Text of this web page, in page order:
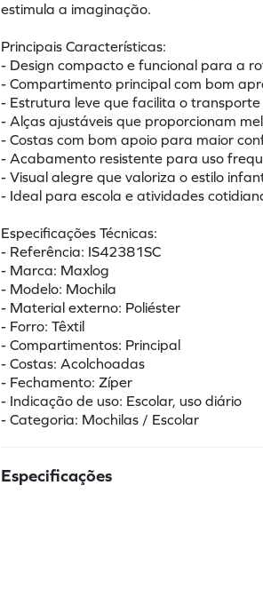
estimula a imaginação.
Principais Características:
- Design compacto e funcional para a
- Compartimento principal com bom
- Estrutura leve que facilita o
- Alças ajustáveis que proporcionam
- Costas com bom apoio para maior
- Acabamento resistente para uso
- Visual alegre que valoriza o estilo
- Ideal para escola e atividades
Especificações Técnicas:
- Referência: IS42381SC
- Marca: Maxlog
- Modelo: Mochila
- Material externo: Poliéster
- Forro: Têxtil
- Compartimentos: Principal
- Costas: Acolchoadas
- Fechamento: Zíper
- Indicação de uso: Escolar, uso diário
- Categoria: Mochilas / Escolar
Especificações